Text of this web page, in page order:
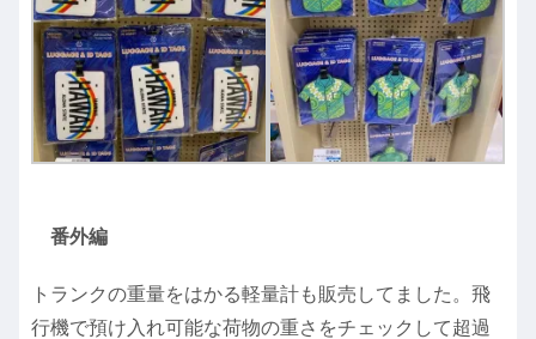
番外編
トランクの重量をはかる軽量計も販売してました。飛
行機で預け入れ可能な荷物の重さをチェックして超過